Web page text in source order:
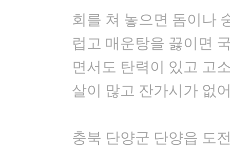
회를 쳐 놓으면 돔이나
럽고 매운탕을 끓이면
면서도 탄력이 있고 고
살이 많고 잔가시가 없
충북 단양군 단양읍 도